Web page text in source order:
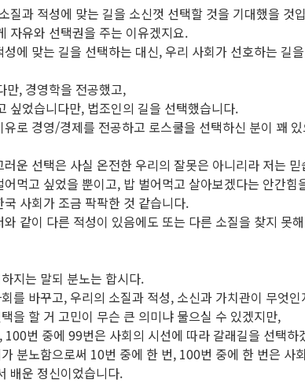
질과 적성에 맞는 길을 소신껏 선택할 것을 기대했을 것
자유와 선택권을 주는 이유겠지요.
에 맞는 길을 선택하는 대신, 우리 사회가 선호하는 길
만, 경영학을 전공했고,
싶었습니다만, 법조인의 길을 선택했습니다.
로 경영/경제를 전공하고 로스쿨을 선택하신 분이 꽤
운 선택은 사실 온전한 우리의 잘못은 아니리라 저는
먹고 싶었을 뿐이고, 밥 벌어먹고 살아보겠다는 안간
사회가 조금 팍팍한 것 같습니다.
같이 다른 적성이 있음에도 또는 다른 소질을 찾지
지는 말되 분노는 합시다.
를 바꾸고, 우리의 소질과 적성, 소신과 가치관이 무엇
을 할 거 고민이 무슨 큰 의미냐 물으실 수 있겠지만,
번 중에 99번은 사회의 시선에 따라 갈래길을 선택하
분노함으로써 10번 중에 한 번, 100번 중에 한 번은
배운 정신이었습니다.